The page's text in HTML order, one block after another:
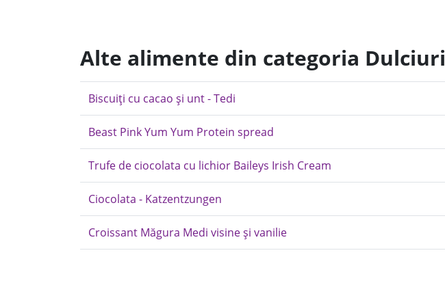
Alte alimente din categoria Dulciuri
Biscuiți cu cacao și unt - Tedi
Beast Pink Yum Yum Protein spread
Trufe de ciocolata cu lichior Baileys Irish Cream
Ciocolata - Katzentzungen
Croissant Măgura Medi visine și vanilie